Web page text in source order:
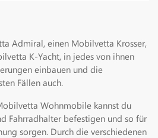
Admiral, einen Mobilvetta Krosser,
K-Yacht, in jedes von ihnen
einbauen und die
Fällen auch.
Wohnmobile kannst du
Fahrradhalter befestigen und so für
sorgen. Durch die verschiedenen